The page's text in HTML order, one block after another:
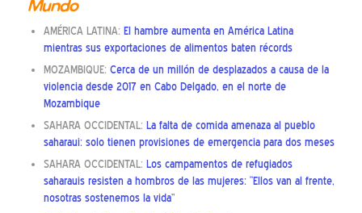
Mundo
AMÉRICA LATINA: El hambre aumenta en América Latina
mientras sus exportaciones de alimentos baten récords
MOZAMBIQUE: Cerca de un millón de desplazados a causa de la
violencia desde 2017 en Cabo Delgado, en el norte de
Mozambique
SAHARA OCCIDENTAL: La falta de comida amenaza al pueblo
saharaui: solo tienen provisiones de emergencia para dos meses
SAHARA OCCIDENTAL: Los campamentos de refugiados
saharauis resisten a hombros de las mujeres: “Ellos van al frente,
nosotras sostenemos la vida”